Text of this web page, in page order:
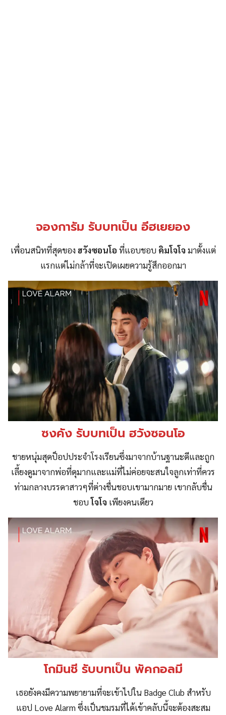
จองการัม รับบทเป็น อีฮเยยอง
เพื่อนสนิทที่สุดของฮวังซอนโอ ที่แอบชอบ คิมโจโจมาตั้งแต่
แรกแต่ไม่กล้าที่จะเปิดเผยความรู้สึกออกมา
ซงคัง รับบทเป็น ฮวังซอนโอ
ชายหนุ่มสุดป็อปประจำโรงเรียนซึ่งมาจากบ้านฐานะดีและถูก
เลี้ยงดูมาจากพ่อที่ดุมากและแม่ที่ไม่ค่อยจะสนใจลูกเท่าที่ควร
ท่ามกลางบรรดาสาวๆที่ต่างชื่นชอบเขามากมาย เขากลับชื่น
ชอบโจโจ เพียงคนเดียว
โกมินชี รับบทเป็น พัคกอลมี
เธอยังคงมีความพยายามที่จะเข้าไปใน Badge Club สำหรับ
แอป Love Alarm ซึ่งเป็นชมรมที่ได้เข้าคลับนี้จะต้องสะสม